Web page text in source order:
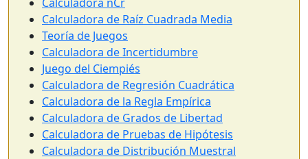
Calculadora de Raíz Cuadrada Media
Teoría de Juegos
Calculadora de Incertidumbre
Juego del Ciempiés
Calculadora de Regresión Cuadrática
Calculadora de la Regla Empírica
Calculadora de Grados de Libertad
Calculadora de Pruebas de Hipótesis
Calculadora de Distribución Muestral